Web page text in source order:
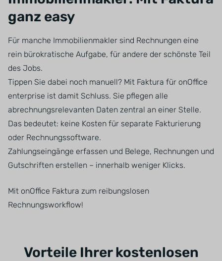
ganz easy
Für manche Immobilienmakler sind Rechnungen eine
rein bürokratische Aufgabe, für andere der schönste Teil
des Jobs.
Tippen Sie dabei noch manuell? Mit Faktura für onOffice
enterprise ist damit Schluss. Sie pflegen alle
abrechnungsrelevanten Daten zentral an einer Stelle.
Das bedeutet: keine Kosten für separate Fakturierung
oder Rechnungssoftware.
Zahlungseingänge erfassen und Belege, Rechnungen und
Gutschriften erstellen – innerhalb weniger Klicks.
Mit onOffice Faktura zum reibungslosen
Rechnungsworkflow!
Vorteile Ihrer kostenlosen